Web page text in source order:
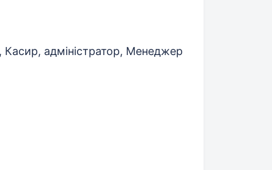
Касир, адміністратор, Менеджер